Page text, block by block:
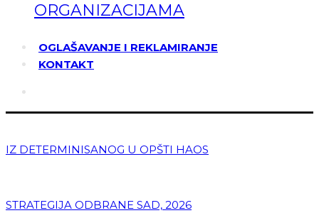
ORGANIZACIJAMA
OGLAŠAVANJE I REKLAMIRANJE
KONTAKT
IZ DETERMINISANOG U OPŠTI HAOS
STRATEGIJA ODBRANE SAD, 2026